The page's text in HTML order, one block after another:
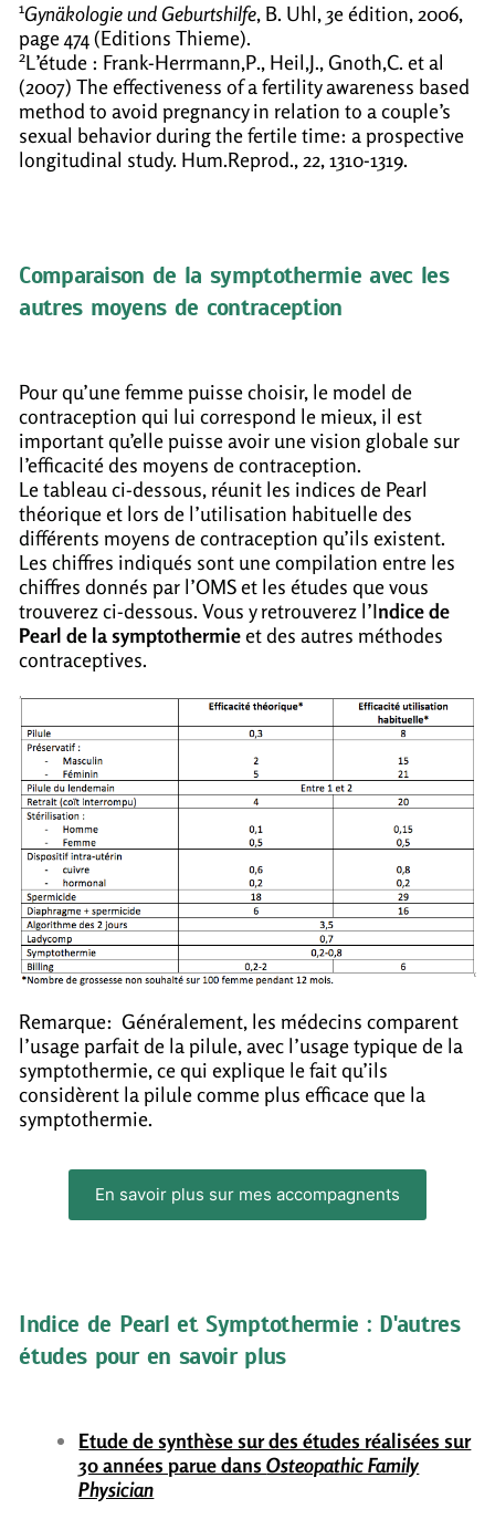
1Gynäkologie und Geburtshilfe, B. Uhl, 3e édition, 2006,
page 474 (Editions Thieme).
2L’étude : Frank-Herrmann,P., Heil,J., Gnoth,C. et al
(2007)The effectiveness of a fertility awareness based
method to avoid pregnancy in relation to a couple’s
sexual behavior during the fertile time: a prospective
longitudinal study. Hum.Reprod., 22, 1310-1319.
Comparaison de la symptothermie avec les
autres moyens de contraception
Pour qu’une femme puisse choisir, le model de
contraception qui lui correspond le mieux, il est
important qu’elle puisse avoir une vision globale sur
l’efficacité des moyens de contraception.
Le tableau ci-dessous, réunit les indices de Pearl
théorique et lors de l’utilisation habituelle des
différents moyens de contraception qu’ils existent.
Les chiffres indiqués sont une compilation entre les
chiffres donnés par l’OMS et les études que vous
trouverez ci-dessous. Vous y retrouverez l’Indice de
Pearl de la symptothermieet des autres méthodes
contraceptives.
Remarque:Généralement, les médecins comparent
l’usage parfait de la pilule, avec l’usage typique de la
symptothermie, ce qui explique le fait qu’ils
considèrent la pilule comme plus efficace que la
symptothermie.
En savoir plus sur mes accompagnents
Indice de Pearl et Symptothermie : D'autres
études pour en savoir plus
Etude de synthèse sur des études réalisées sur
30 années parue dansOsteopathic Family
Physician